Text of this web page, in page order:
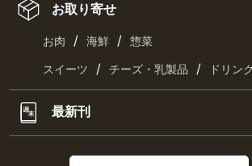
お取り寄せ
お肉 / 海鮮 / 惣菜
スイーツ / チーズ・乳製品 / ドリンク
最新刊